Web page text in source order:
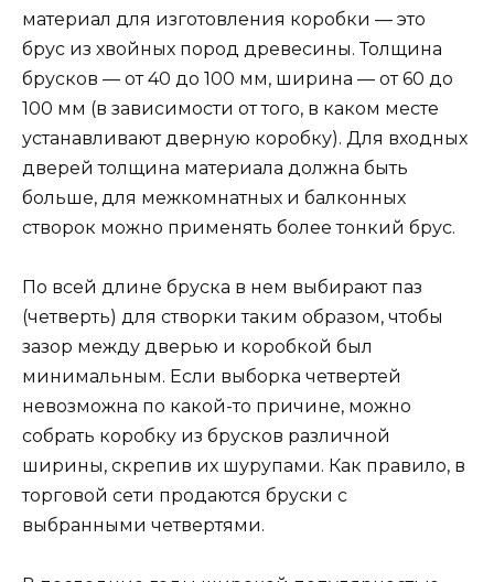
материал для изготовления коробки — это
брус из хвойных пород древесины. Толщина
брусков — от 40 до 100 мм, ширина — от 60 до
100 мм (в зависимости от того, в каком месте
устанавливают дверную коробку). Для входных
дверей толщина материала должна быть
больше, для межкомнатных и балконных
створок можно применять более тонкий брус.
По всей длине бруска в нем выбирают паз
(четверть) для створки таким образом, чтобы
зазор между дверью и коробкой был
минимальным. Если выборка четвертей
невозможна по какой-то причине, можно
собрать коробку из брусков различной
ширины, скрепив их шурупами. Как правило, в
торговой сети продаются бруски с
выбранными четвертями.